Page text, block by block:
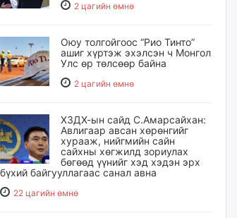
2 цагийн өмнө
Оюу толгойгоос “Рио Тинто”
ашиг хүртэж эхэлсэн ч Монгол
Улс өр төлсөөр байна
2 цагийн өмнө
ХЗДХ-ын сайд С.Амарсайхан:
Авлигаар авсан хөрөнгийг
хурааж, нийгмийн сайн
сайхны хөгжилд зориулах
бөгөөд үүнийг хэд хэдэн эрх
бүхий байгууллагаас санал авна
22 цагийн өмнө